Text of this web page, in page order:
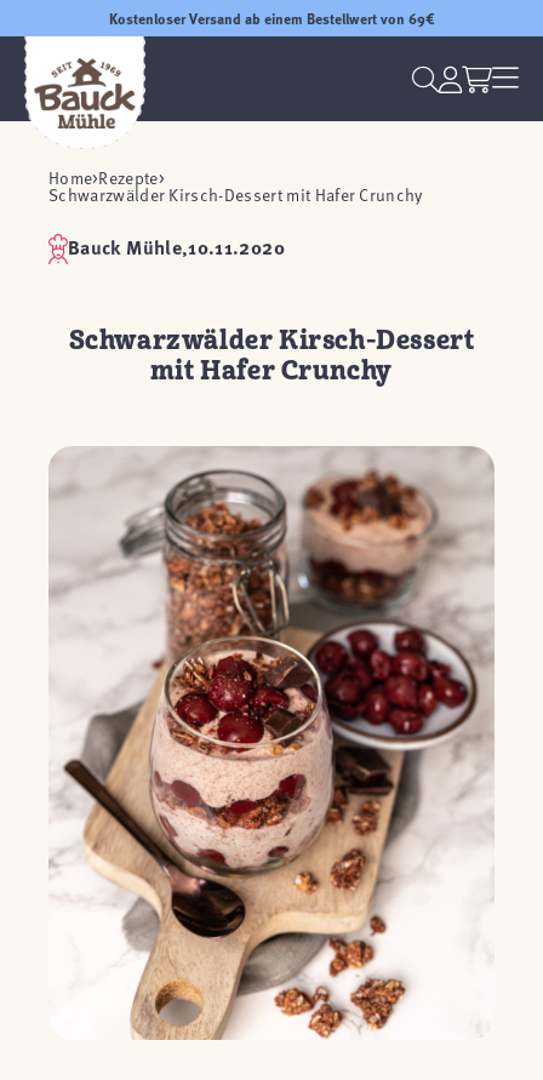
Kostenloser Versand ab einem Bestellwert von 69€
Home Rezepte
Schwarzwälder Kirsch-Dessert mit Hafer Crunchy
Bauck Mühle,10.11.2020
Schwarzwälder Kirsch-Dessert
mit Hafer Crunchy